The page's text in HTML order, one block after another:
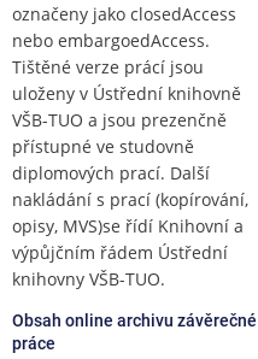
označeny jako closedAccess
nebo embargoedAccess.
Tištěné verze prácí jsou
uloženy v Ústřední knihovně
VŠB-TUO a jsou prezenčně
přístupné ve studovně
diplomových prací. Další
nakládání s prací (kopírování,
opisy, MVS)se řídí Knihovní a
výpůjčním řádem Ústřední
knihovny VŠB-TUO.
Obsah online archivu závěrečné
práce